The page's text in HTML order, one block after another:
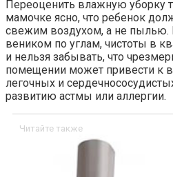
Переоценить влажную уборку
мамочке ясно, что ребенок
свежим воздухом, а не пылью.
веником по углам, чистоты в
и нельзя забывать, что
помещении может привести к
легочных и
развитию астмы или аллергии.
Читайте также